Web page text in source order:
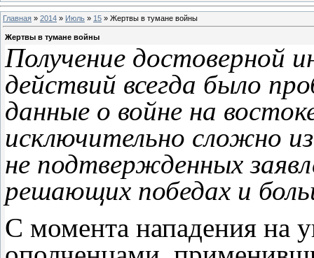
Главная » 2014 » Июль » 15 » Жертвы в тумане войны
Жертвы в тумане войны
Получение достоверной
действий всегда было
данные о войне на
исключительно сложно
не подтвержденных
решающих победах и
С момента нападения на